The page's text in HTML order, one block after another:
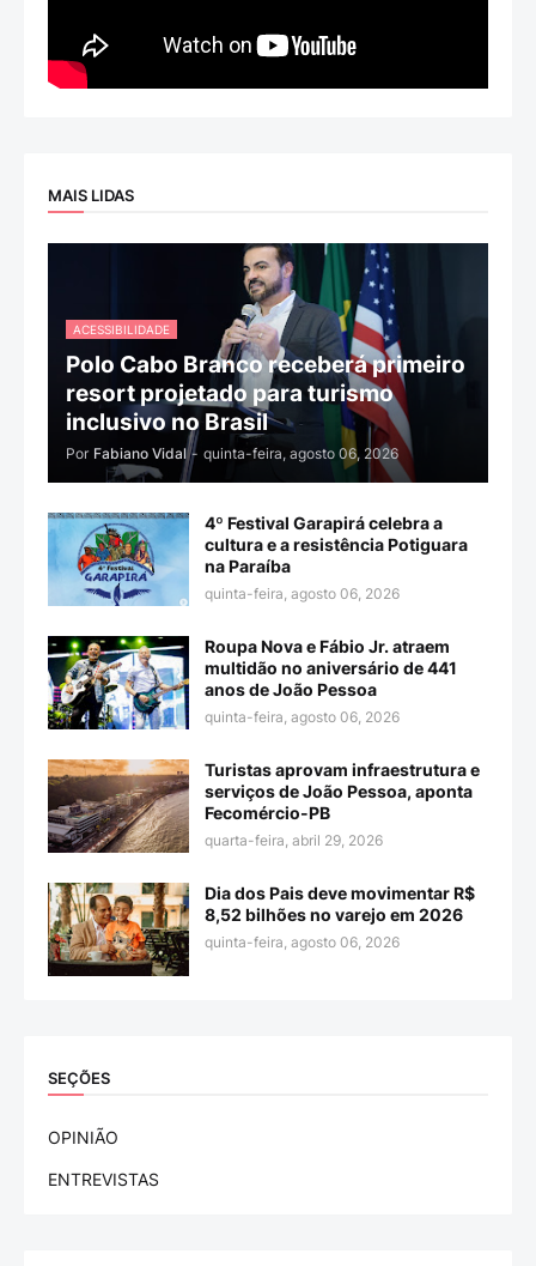
MAIS LIDAS
ACESSIBILIDADE
Polo Cabo Branco receberá primeiro
resort projetado para turismo
inclusivo no Brasil
Por Fabiano Vidal - quinta-feira, agosto 06, 2026
4º Festival Garapirá celebra a
cultura e a resistência Potiguara
na Paraíba
quinta-feira, agosto 06, 2026
Roupa Nova e Fábio Jr. atraem
multidão no aniversário de 441
anos de João Pessoa
quinta-feira, agosto 06, 2026
Turistas aprovam infraestrutura e
serviços de João Pessoa, aponta
Fecomércio-PB
quarta-feira, abril 29, 2026
Dia dos Pais deve movimentar R$
8,52 bilhões no varejo em 2026
quinta-feira, agosto 06, 2026
SEÇÕES
OPINIÃO
ENTREVISTAS